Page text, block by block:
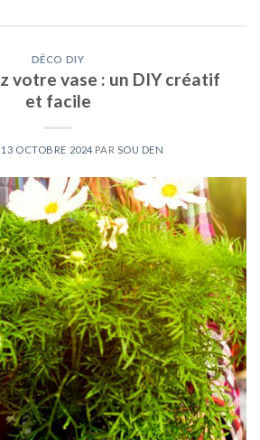
DÉCO DIY
votre vase : un DIY créatif
et facile
13 OCTOBRE 2024 PAR SOU DEN